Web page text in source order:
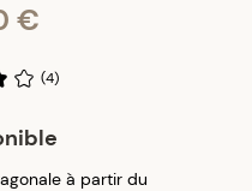
€
(4)
à partir du